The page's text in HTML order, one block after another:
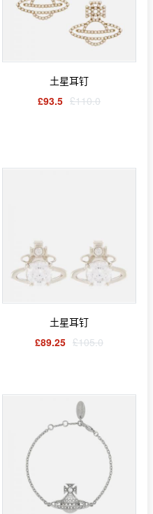
土星耳钉
£93.5 £110.0
土星耳钉
£89.25 £105.0